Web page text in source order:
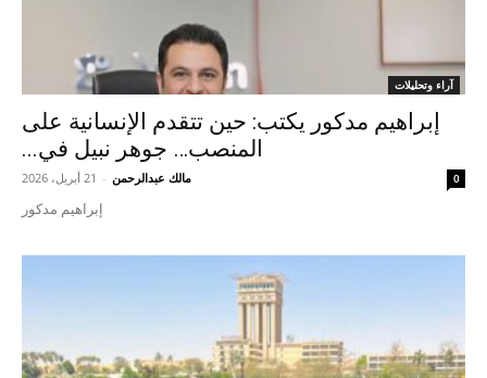
آراء وتحليلات
إبراهيم مدكور يكتب: حين تتقدم الإنسانية على
المنصب… جوهر نبيل في...
مالك عبدالرحمن - 21 أبريل، 2026 0
إبراهيم مدكور